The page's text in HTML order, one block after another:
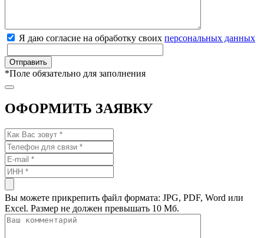
Я даю согласие на обработку своих персональных данных
*Поле обязательно для заполнения
ОФОРМИТЬ ЗАЯВКУ
Вы можете прикрепить файл формата: JPG, PDF, Word или
Excel. Размер не должен превышать 10 Мб.